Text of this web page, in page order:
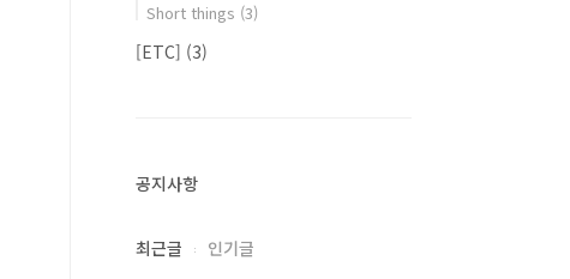
Short things (3)
[ETC] (3)
공지사항
최근글 인기글